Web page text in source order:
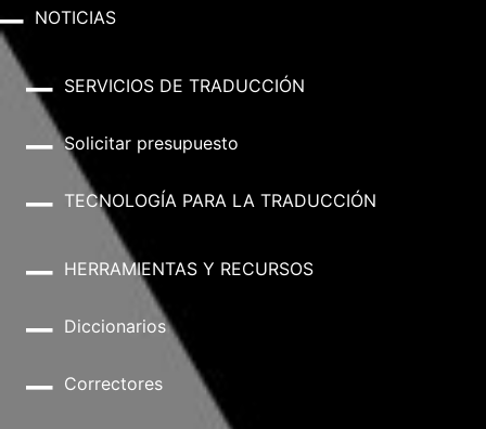
NOTICIAS
SERVICIOS DE TRADUCCIÓN
Solicitar presupuesto
TECNOLOGÍA PARA LA TRADUCCIÓN
HERRAMIENTAS Y RECURSOS
Diccionarios
Correctores